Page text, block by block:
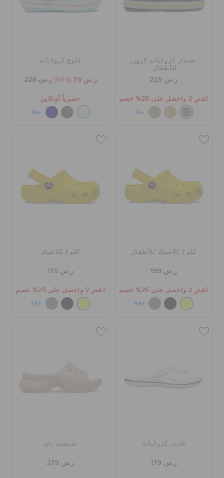
صندل كروكباند كروزر
للأطفال
ر.س 229
اشترِ 2 واحصل على 25% خصم
+6
كلوغ كروكباند
ر.س 79 (66%) ر.س 229
حصرياً أونلاين
+16
كلوغ كلاسيك للأطفال
ر.س 199
اشترِ 2 واحصل على 25% خصم
+58
كلوغ كلاسيك
ر.س 179
اشترِ 2 واحصل على 25% خصم
+55
فليب كروكباند
ر.س 179
شبشب باي
ر.س 279